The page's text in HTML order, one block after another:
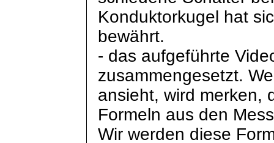
Konduktorkugel hat
bewährt.
- das aufgeführte
zusammengesetzt.
ansieht, wird merken,
Formeln aus den
Wir werden diese